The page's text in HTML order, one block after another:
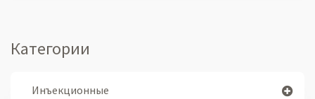
Категории
Инъекционные